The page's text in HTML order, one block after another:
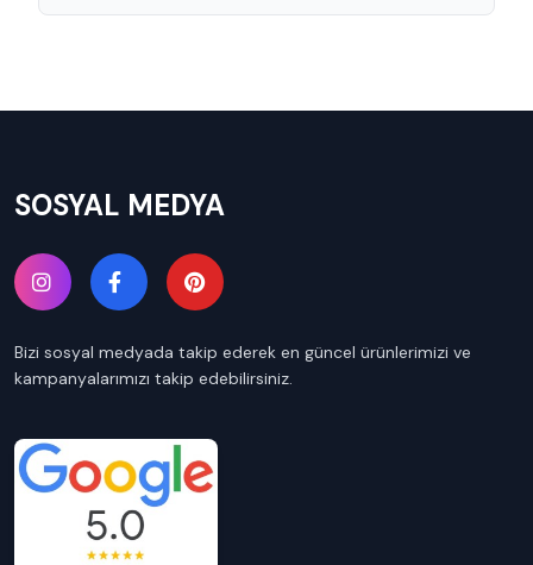
SOSYAL MEDYA
Bizi sosyal medyada takip ederek en güncel ürünlerimizi ve
kampanyalarımızı takip edebilirsiniz.